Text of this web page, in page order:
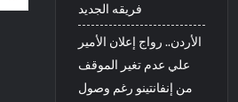
فريقه الجديد
الأردن.. رواج إعلان الأمير
علي عدم تغير الموقف
من إنفانتينو رغم وصول